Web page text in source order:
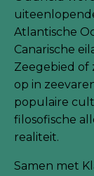
Atlantische
Canarische
Zeegebied of
op in
populaire
filosofische
realiteit.
Samen met